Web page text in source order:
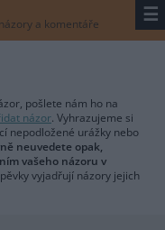
názory a komentáře ☰
pošlete nám ho na
názor. Vyhrazujeme si
nepodložené urážky nebo
neuvedete opak,
vašeho názoru v
vyjadřují názory jejich